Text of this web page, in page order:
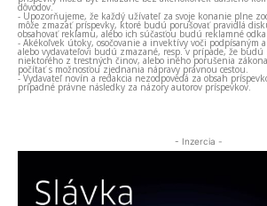
dôvodov.
- Upozorňujeme, že každý užívateľ za svoje konanie plne
môže zmazať príspevky, ktoré budú porušovať pravidlá
obsahovať reklamu, alebo ich súčasťou budú reklamné
- Akékoľvek útoky, osočovanie a invektívy voči podpísaným
alebo vydavateľovi budú zmazané, resp. v prípade, že
niektorého z trestných činov, alebo iného porušenia
počítať s možnosťou zjednania nápravy právnou cestou.
- Vydavateľ novín a redakcia nezodpovedá za obsah
prípadné právne následky za názory autorov príspevkov.
- Inzercia -